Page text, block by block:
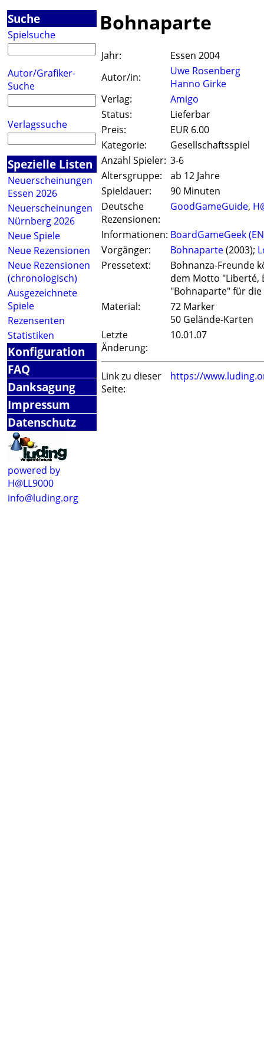
Suche
Spielsuche
Autor/Grafiker-
Suche
Verlagssuche
Spezielle Listen
Neuerscheinungen
Essen 2026
Neuerscheinungen
Nürnberg 2026
Neue Spiele
Neue Rezensionen
Neue Rezensionen
(chronologisch)
Ausgezeichnete
Spiele
Rezensenten
Statistiken
Konfiguration
FAQ
Danksagung
Impressum
Datenschutz
powered by
H@LL9000
info@luding.org
Bohnaparte
Jahr:
Essen 2004
Autor/in:
Uwe Rosenberg
Hanno Girke
Verlag:
Amigo
Status:
Lieferbar
Preis:
EUR 6.00
Kategorie:
Gesellschaftsspiel
Anzahl Spieler: 3-6
Altersgruppe:
ab 12 Jahre
Spieldauer:
90 Minuten
Deutsche
Rezensionen:
GoodGameGuide,
Informationen: BoardGameGeek
Vorgänger:
Bohnaparte(2003);
Pressetext:
Bohnanza-Freunde
dem Motto "Liberté,
"Bohnaparte" für
Material:
72 Marker
50 Gelände-Karten
Letzte
Änderung:
10.01.07
Link zu dieser
Seite:
https://